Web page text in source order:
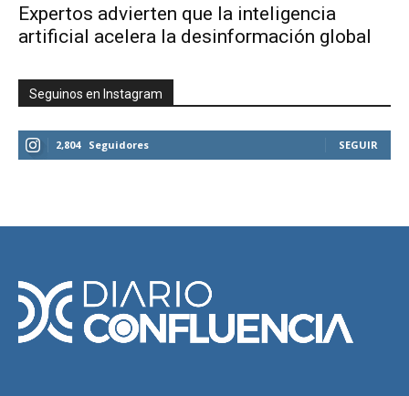
Expertos advierten que la inteligencia
artificial acelera la desinformación global
Seguinos en Instagram
2,804 Seguidores SEGUIR